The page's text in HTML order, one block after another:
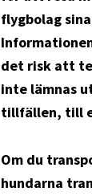
flygbolag
det risk att
inte lämnas
tillfällen, till
Om du
hundarna